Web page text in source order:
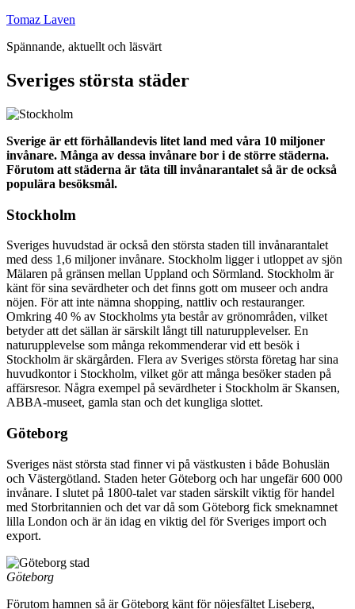
Hoppa
innehåll
Tomaz Laven
Spännande, aktuellt och läsvärt
Sveriges största städer
Sverige är ett förhållandevis litet land med våra 10 miljoner
invånare. Många av dessa invånare bor i de större städerna.
Förutom att städerna är täta till invånarantalet så är de också
populära besöksmål.
Stockholm
Sveriges huvudstad är också den största staden till invånarantalet
med dess 1,6 miljoner invånare. Stockholm ligger i utloppet av sjön
Mälaren på gränsen mellan Uppland och Sörmland. Stockholm är
känt för sina sevärdheter och det finns gott om museer och andra
nöjen. För att inte nämna shopping, nattliv och restauranger.
Omkring 40 % av Stockholms yta består av grönområden, vilket
betyder att det sällan är särskilt långt till naturupplevelser. En
naturupplevelse som många rekommenderar vid ett besök i
Stockholm är skärgården. Flera av Sveriges största företag har sina
huvudkontor i Stockholm, vilket gör att många besöker staden på
affärsresor. Några exempel på sevärdheter i Stockholm är Skansen,
ABBA-museet, gamla stan och det kungliga slottet.
Göteborg
Sveriges näst största stad finner vi på västkusten i både Bohuslän
och Västergötland. Staden heter Göteborg och har ungefär 600 000
invånare. I slutet på 1800-talet var staden särskilt viktig för handel
med Storbritannien och det var då som Göteborg fick smeknamnet
lilla London och är än idag en viktig del för Sveriges import och
export.
Göteborg
Förutom hamnen så är Göteborg känt för nöjesfältet Liseberg,